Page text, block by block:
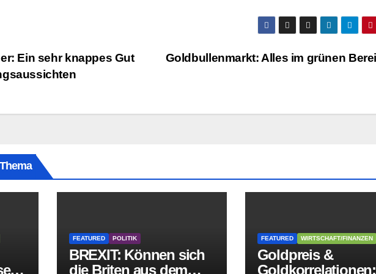
Goldbullenmarkt: Alles im grünen
Ein sehr knappes Gut
FEATURED POLITIK
BREXIT: Können sich
die Briten aus dem
FEATURED WIRTSCHAFT/FINANZEN
Goldpreis &
Goldkorrelationen: